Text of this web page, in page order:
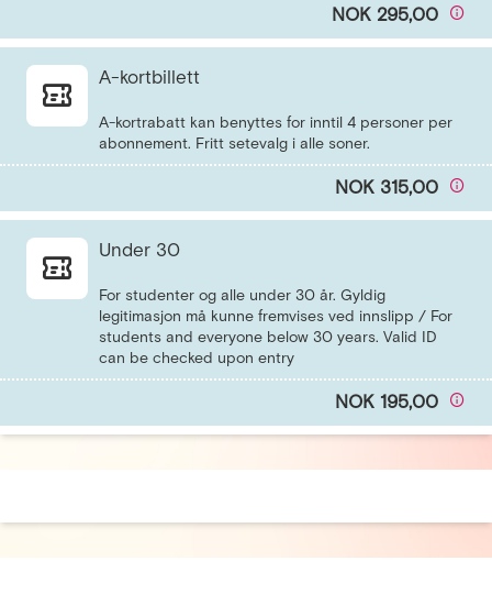
NOK 295,00
A-kortbillett
A-kortrabatt kan benyttes for inntil 4 personer per
NOK 315,00
Under 30
For studenter og alle under 30 år. Gyldig
legitimasjon må kunne fremvises ved innslipp / For
students and everyone below 30 years. Valid ID
NOK 195,00